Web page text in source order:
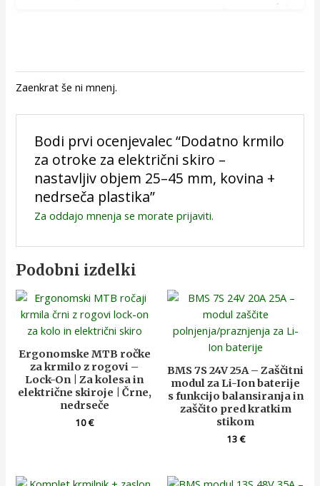
Zaenkrat še ni mnenj.
Bodi prvi ocenjevalec “Dodatno krmilo
za otroke za električni skiro –
nastavljiv objem 25–45 mm, kovina +
nedrseča plastika”
Za oddajo mnenja se morate prijaviti.
Podobni izdelki
Ergonomske MTB ročke
za krmilo z rogovi –
Lock-On | Za kolesa in
električne skiroje | Črne,
nedrseče
10€
BMS 7S 24V 25A – Zaščitni
modul za Li-Ion baterije
s funkcijo balansiranja in
zaščito pred kratkim
stikom
13€